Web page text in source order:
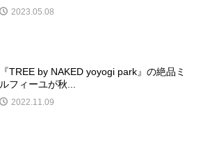
2023.05.08
『TREE by NAKED yoyogi park』の絶品ミ
ルフィーユが秋...
2022.11.09